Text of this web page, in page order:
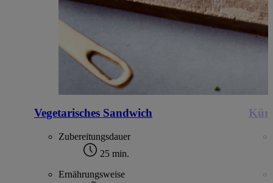
Vegetarisches Sandwich
Zubereitungsdauer
25 min.
Ernährungsweise